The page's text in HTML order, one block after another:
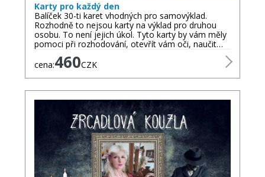
Karty pro každý den
Balíček 30-ti karet vhodných pro samovýklad.
Rozhodně to nejsou karty na výklad pro druhou
osobu. To není jejich úkol. Tyto karty by vám měly
pomoci při rozhodování, otevřít vám oči, naučit…
cena:460CZK